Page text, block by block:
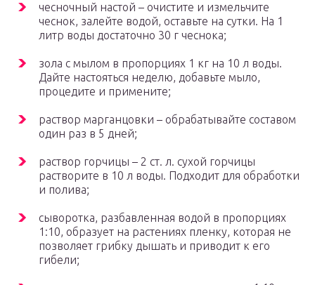
чесночный настой – очистите и измельчите
чеснок, залейте водой, оставьте на сутки. На 1
литр воды достаточно 30 г чеснока;
зола с мылом в пропорциях 1 кг на 10 л воды.
Дайте настояться неделю, добавьте мыло,
процедите и примените;
раствор марганцовки – обрабатывайте составом
один раз в 5 дней;
раствор горчицы – 2 ст. л. сухой горчицы
растворите в 10 л воды. Подходит для обработки
и полива;
сыворотка, разбавленная водой в пропорциях
1:10, образует на растениях пленку, которая не
позволяет грибку дышать и приводит к его
гибели;